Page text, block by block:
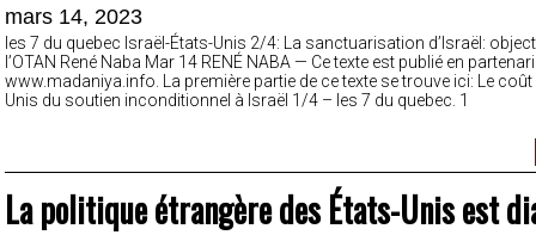
mars 14, 2023
les 7 du quebec Israël-États-Unis 2/4: La sanctuarisation d’Israël:
l’OTAN René Naba Mar 14 RENÉ NABA — Ce texte est publié en
www.madaniya.info. La première partie de ce texte se trouve ici: Le
Unis du soutien inconditionnel à Israël 1/4 – les 7 du quebec. 1
La politique étrangère des États-Unis est